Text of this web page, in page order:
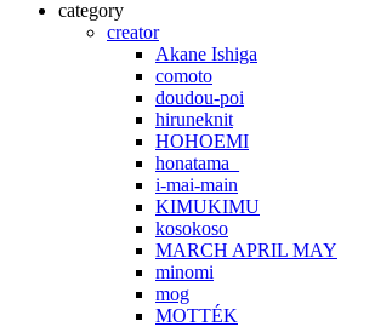
category
creator
Akane Ishiga
comoto
doudou-poi
hiruneknit
HOHOEMI
honatama_
i-mai-main
KIMUKIMU
kosokoso
MARCH APRIL MAY
minomi
mog
MOTTÉK